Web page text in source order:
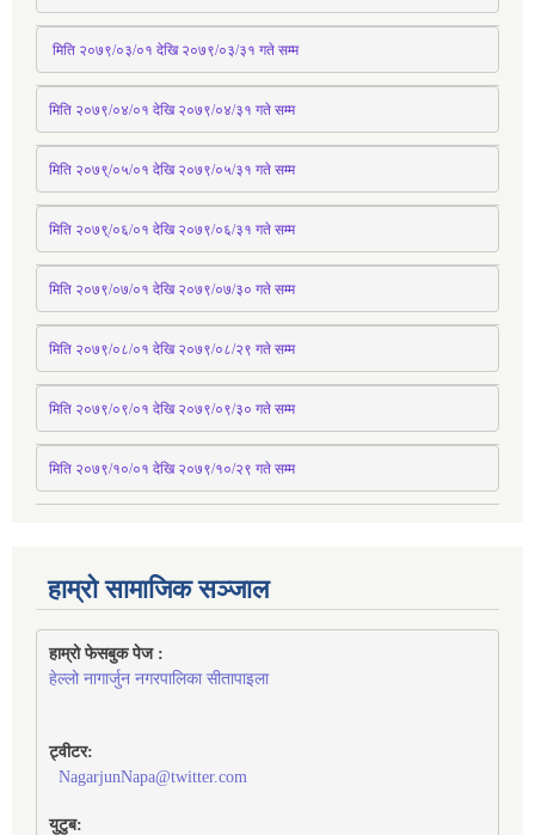
मिति २०७९/०३/०१ देखि २०७९/०३/३१ गते सम्म
मिति २०७९/०४/०१ देखि २०७९/०४/३१ गते सम्म
मिति २०७९्/०५/०१ देखि २०७९/०५/३१ गते सम्म
मिति २०७९्/०६/०१ देखि २०७९/०६/३१ गते सम्म
मिति २०७९/०७/०१ देखि २०७९/०७/३० गते सम्म
मिति २०७९/०८/०१ देखि २०७९/०८/२९ गते सम्म
मिति २०७९/०९/०१ देखि २०७९/०९/३० गते सम्म
मिति २०७९/१०/०१ देखि २०७९/१०/२९ गते सम्म
हाम्रो सामाजिक सञ्जाल
हाम्रो फेसबुक पेज :
हेल्लो नागार्जुन नगरपालिका सीतापाइला
ट्वीटर:
NagarjunNapa@twitter.com
युटुब: